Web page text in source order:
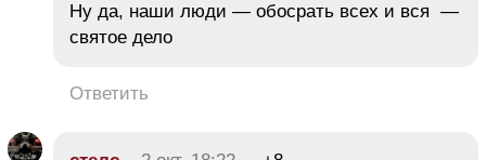
Ну да, наши люди — обосрать всех и вся —
святое дело
Ответить